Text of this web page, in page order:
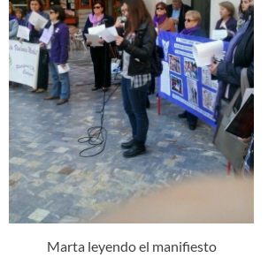
Marta leyendo el manifiesto